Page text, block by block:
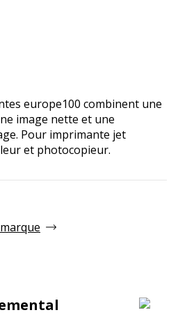
europe100 combinent une
image nette et une
Pour imprimante jet
et photocopieur.